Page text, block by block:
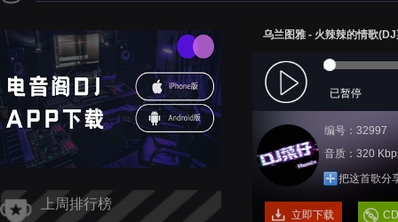
上周排行榜
乌兰图雅 - 火辣辣的情歌
已暂停
编号：32997
音质：320
把这首歌分
立即下载